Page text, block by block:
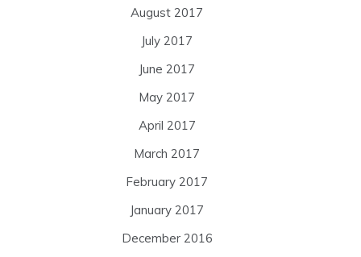
August 2017
July 2017
June 2017
May 2017
April 2017
March 2017
February 2017
January 2017
December 2016